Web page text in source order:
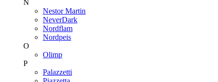
N
Nestor Martin
NeverDark
Nordflam
Nordpeis
O
Olimp
P
Palazzetti